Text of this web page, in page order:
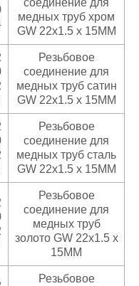
медных труб хром
GW 22x1.5 x 15MM
Резьбовое
соединение для
медных труб сатин
GW 22x1.5 x 15MM
Резьбовое
соединение для
медных труб сталь
GW 22x1.5 x 15MM
Резьбовое
соединение для
медных труб
золото GW 22x1.5 x
15MM
Резьбовое